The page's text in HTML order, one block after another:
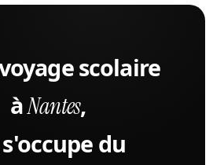
scolaire
àNantes,
du